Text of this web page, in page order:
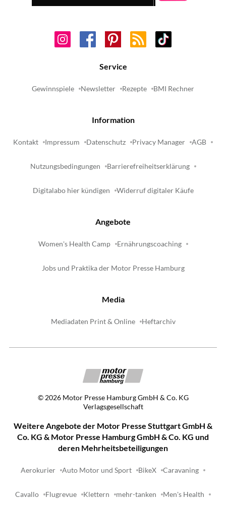
Service
Gewinnspiele Newsletter Rezepte BMI Rechner
Information
Kontakt Impressum Datenschutz Privacy Manager AGB
Nutzungsbedingungen Barrierefreiheitserklärung
Digitalabo hier kündigen Widerruf digitaler Käufe
Angebote
Women's Health Camp Ernährungscoaching
Jobs und Praktika der Motor Presse Hamburg
Media
Mediadaten Print & Online Heftarchiv
© 2026 Motor Presse Hamburg GmbH & Co. KG
Verlagsgesellschaft
Weitere Angebote der Motor Presse Stuttgart GmbH &
Co. KG & Motor Presse Hamburg GmbH & Co. KG und
deren Mehrheitsbeteiligungen
Aerokurier Auto Motor und Sport BikeX Caravaning
Cavallo Flugrevue Klettern mehr-tanken Men's Health